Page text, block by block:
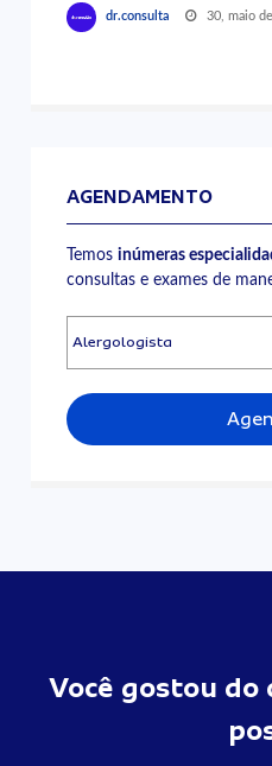
dr.consulta 30, maio
AGENDAMENTO
Temosinúmeras
consultas e exames de
Você gostou do